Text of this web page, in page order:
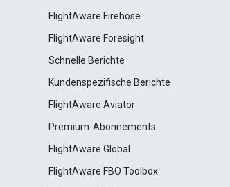
FlightAware Firehose
FlightAware Foresight
Schnelle Berichte
Kundenspezifische Berichte
FlightAware Aviator
Premium-Abonnements
FlightAware Global
FlightAware FBO Toolbox